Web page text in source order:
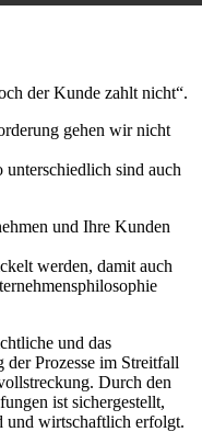
der Kunde zahlt nicht“.
gehen wir nicht
unterschiedlich sind auch
und Ihre Kunden
werden, damit auch
und das
Prozesse im Streitfall
Durch den
ist sichergestellt,
und wirtschaftlich erfolgt.